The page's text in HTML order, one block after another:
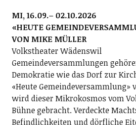
MI, 16.09.– 02.10.2026
«HEUTE
VON MIKE MÜLLER
Volkstheater Wädenswil
Gemeindeversammlungen
Demokratie wie das Dorf zur
«Heute Gemeindeversammlung»
wird dieser Mikrokosmos vom
Bühne gebracht. Verdeckte
Befindlichkeiten und dörfliche